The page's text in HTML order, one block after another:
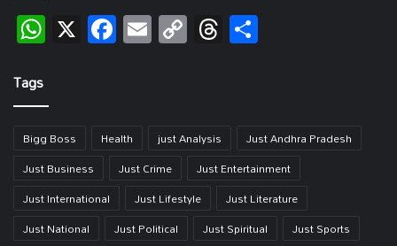
WhatsApp
X Facebook
EmailCopy
Link
Threads
Tags
Bigg Boss Health just Analysis
Just Andhra Pradesh
Just Business
Just Crime
Just Entertainment
Just International
Just Lifestyle
Just Literature
Just National
Just Political Just Spiritual Just Sports